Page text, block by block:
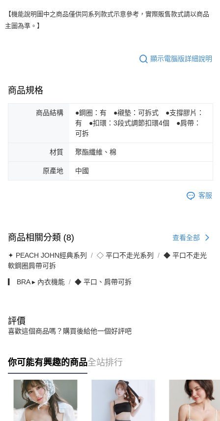
【機能說明圖中之商品僅供同系列款式示意參考，實際販售款式請以商品
主圖為準。】
顯示電腦版詳細說明
商品規格
商品結構
●鋼圈：有 ●襯墊：可拆式 ●支撐膠片：
有 ●扣環：3段式調節扣環4個 ●肩帶：
可拆
材質 聚酯纖維、棉
原產地 中國
客服
商品相關分類 (8) 查看全部
✦ PEACH JOHN經典系列 ◇ 平口不走光系列
◆ 平口不走光
軟鋼圈肩帶可拆
▎ BRA ▸ 內衣機能 ◆ 平口、肩帶可拆
評價
喜歡這個商品嗎？購買後給他一個好評吧
你可能有興趣的商品全站排行